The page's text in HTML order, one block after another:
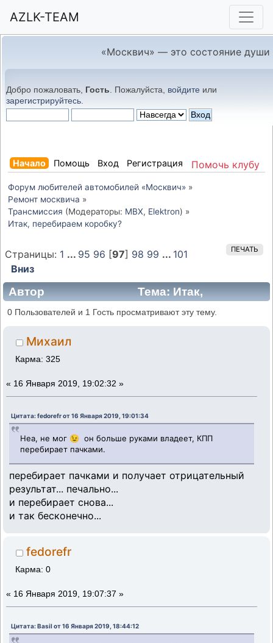
AZLK-TEAM
«Москвич» — это состояние души
Добро пожаловать, Гость . Пожалуйста, войдите или
зарегистрируйтесь
Помочь клубу
Начало Помощь Вход Регистрация
Форум любителей автомобилей «Москвич» »
Ремонт москвича »
Трансмиссия (Модераторы: MBX, Elektron) »
Итак, перебираем коробку?
ПЕЧАТЬ
Страницы: 1 ... 95 96 [97] 98 99 ... 101
Вниз
Автор
Тема: Итак,
перебираем коробку? (Прочитано 324201
раз)
0 Пользователей и 1 Гость просматривают эту тему.
Михаил
Карма: 325
« 16 Января 2019, 19:02:32 »
Цитата: fedorefr от 16 Января 2019, 19:01:34
Неа, не мог 😉 он больше руками владеет, КПП
перебирает пачками.
перебирает пачками и получает отрицательный
результат... печально...
и перебирает снова...
и так бесконечно...
fedorefr
Карма: 0
« 16 Января 2019, 19:07:37 »
Цитата: Basil от 16 Января 2019, 18:44:12